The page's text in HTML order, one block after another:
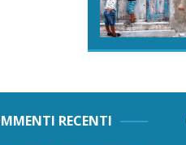
RECENTI